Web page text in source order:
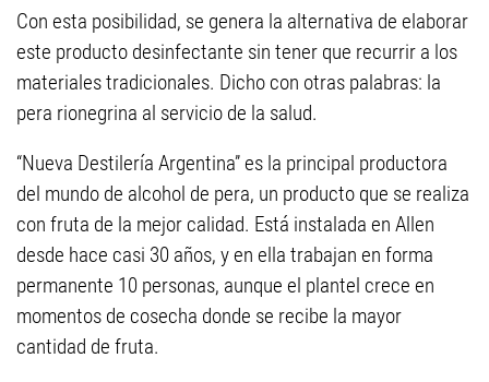
Con esta posibilidad, se genera la alternativa de elaborar
este producto desinfectante sin tener que recurrir a los
materiales tradicionales. Dicho con otras palabras: la
pera rionegrina al servicio de la salud.
“Nueva Destilería Argentina” es la principal productora
del mundo de alcohol de pera, un producto que se realiza
con fruta de la mejor calidad. Está instalada en Allen
desde hace casi 30 años, y en ella trabajan en forma
permanente 10 personas, aunque el plantel crece en
momentos de cosecha donde se recibe la mayor
cantidad de fruta.